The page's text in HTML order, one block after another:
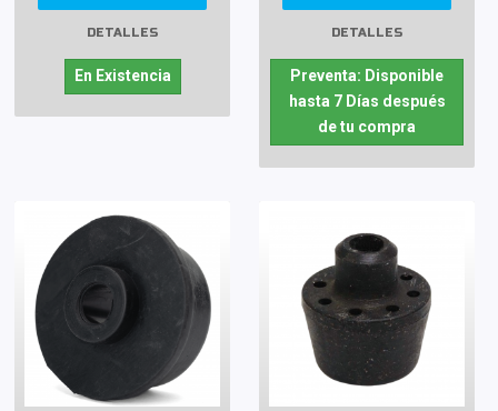
DETALLES
En Existencia
DETALLES
Preventa: Disponible
hasta 7 Días después
de tu compra